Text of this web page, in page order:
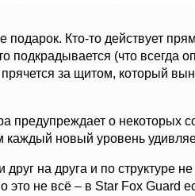
подарок. Кто-то действует
подкрадывается (что всегда
за щитом, который
предупреждает о некоторых
каждый новый уровень
на друга и по структуре
это не всё – в Star Fox Guard